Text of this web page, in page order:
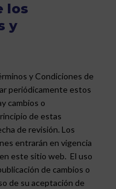
los
y
y Condiciones de
periódicamente estos
cambios o
de estas
de revisión. Los
entrarán en vigencia
este sitio web. El uso
de cambios o
de su aceptación de